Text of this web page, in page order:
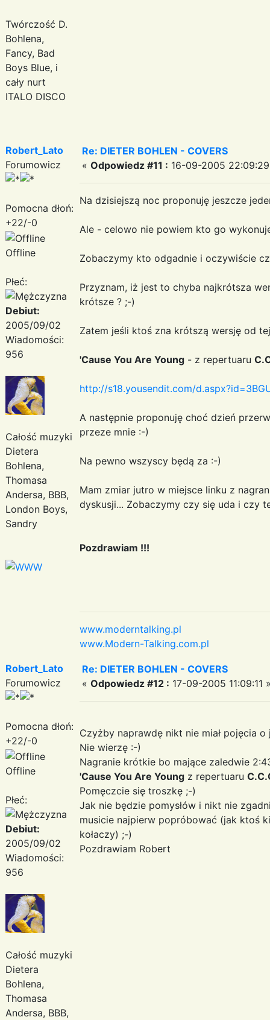
Twórczość D.
Bohlena,
Fancy, Bad
Boys Blue, i
cały nurt
ITALO DISCO
Robert_Lato
Forumowicz
Pomocna dłoń:
+22/-0
Offline
Płeć:
Debiut:
2005/09/02
Wiadomości:
956
Całość muzyki
Dietera
Bohlena,
Thomasa
Andersa, BBB,
London Boys,
Sandry
Re: DIETER BOHLEN - COVERS
« Odpowiedz #11 : 16-09-2005
Na dzisiejszą noc proponuję jeszcze
Ale - celowo nie powiem kto go
Zobaczymy kto odgadnie i oczywiście
Przyznam, iż jest to chyba najkrótsza
krótsze ? ;-)
Zatem jeśli ktoś zna krótszą wersję od
'Cause You Are Young - z repertuaru
http://s18.yousendit.com/
A następnie proponuję choć dzień
przeze mnie :-)
Na pewno wszyscy będą za :-)
Mam zmiar jutro w miejsce linku z
dyskusji... Zobaczymy czy się uda i czy
Pozdrawiam !!!
www.moderntalking.pl
www.Modern-Talking.com.pl
Robert_Lato
Forumowicz
Pomocna dłoń:
+22/-0
Offline
Płeć:
Debiut:
2005/09/02
Wiadomości:
956
Całość muzyki
Dietera
Bohlena,
Thomasa
Andersa, BBB,
Re: DIETER BOHLEN - COVERS
« Odpowiedz #12 : 17-09-2005 11:09:11
Czyżby naprawdę nikt nie miał pojęcia o
Nie wierzę :-)
Nagranie krótkie bo mające zaledwie
'Cause You Are Young z repertuaru
Pomęczcie się troszkę ;-)
Jak nie będzie pomysłów i nikt nie
musicie najpierw popróbować (jak ktoś
kołaczy) ;-)
Pozdrawiam Robert